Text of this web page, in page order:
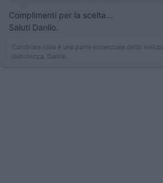
Complimenti per la scelta...
Saluti Danilo.
Cambiare idea è una parte essenziale dello
debolezza. Danilo.